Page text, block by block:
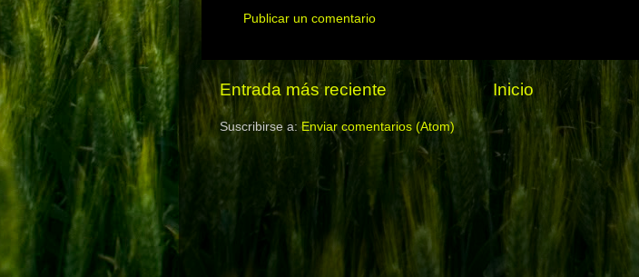
Publicar un comentario
Entrada más reciente Inicio
Suscribirse a:Enviar comentarios (Atom)